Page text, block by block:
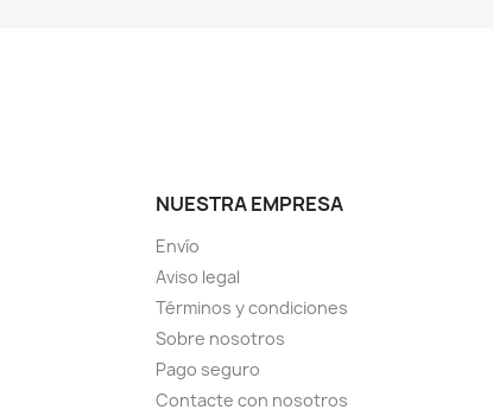
NUESTRA EMPRESA
Envío
Aviso legal
Términos y condiciones
Sobre nosotros
Pago seguro
Contacte con nosotros